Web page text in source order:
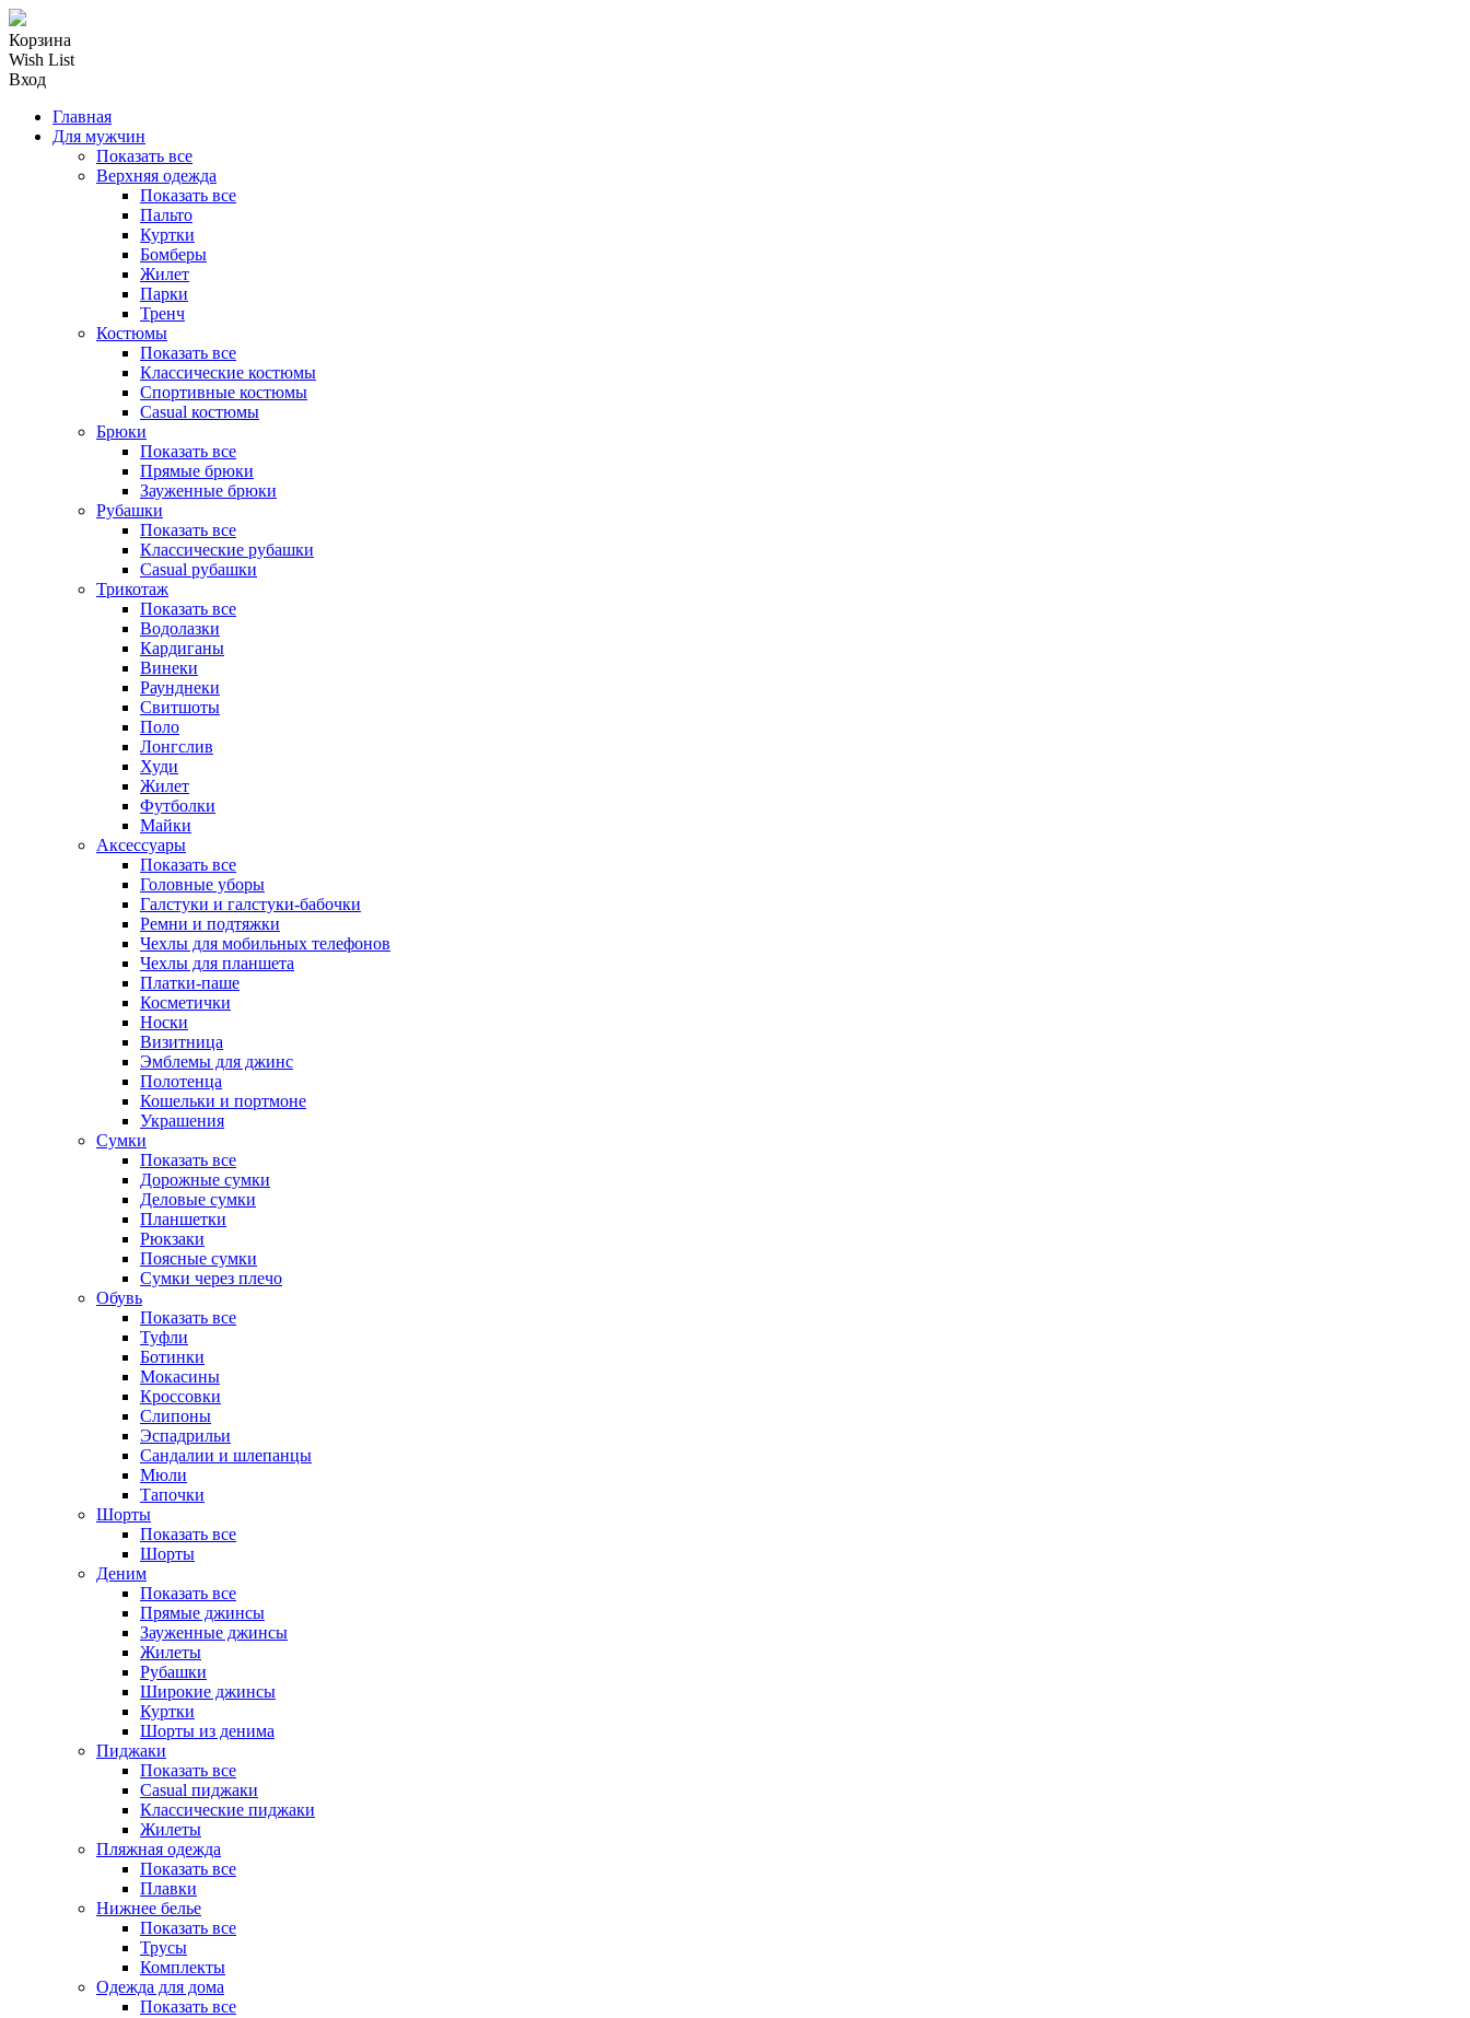
Корзина
Wish List
Вход
Главная
Для мужчин
Показать все
Верхняя одежда
Показать все
Пальто
Куртки
Бомберы
Жилет
Парки
Тренч
Костюмы
Показать все
Классические костюмы
Спортивные костюмы
Casual костюмы
Брюки
Показать все
Прямые брюки
Зауженные брюки
Рубашки
Показать все
Классические рубашки
Casual рубашки
Трикотаж
Показать все
Водолазки
Кардиганы
Винеки
Раунднеки
Свитшоты
Поло
Лонгслив
Худи
Жилет
Футболки
Майки
Аксессуары
Показать все
Головные уборы
Галстуки и галстуки-бабочки
Ремни и подтяжки
Чехлы для мобильных телефонов
Чехлы для планшета
Платки-паше
Косметички
Носки
Визитница
Эмблемы для джинс
Полотенца
Кошельки и портмоне
Украшения
Сумки
Показать все
Дорожные сумки
Деловые сумки
Планшетки
Рюкзаки
Поясные сумки
Сумки через плечо
Обувь
Показать все
Туфли
Ботинки
Мокасины
Кроссовки
Слипоны
Эспадрильи
Сандалии и шлепанцы
Мюли
Тапочки
Шорты
Показать все
Шорты
Деним
Показать все
Прямые джинсы
Зауженные джинсы
Жилеты
Рубашки
Широкие джинсы
Куртки
Шорты из денима
Пиджаки
Показать все
Casual пиджаки
Классические пиджаки
Жилеты
Пляжная одежда
Показать все
Плавки
Нижнее белье
Показать все
Трусы
Комплекты
Одежда для дома
Показать все